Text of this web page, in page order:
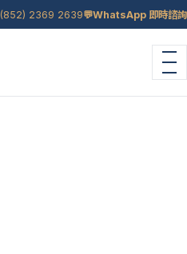
(852) 2369 2639💬WhatsApp 即時諮詢